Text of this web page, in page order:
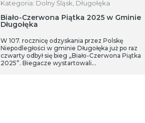
Kategoria: Dolny Śląsk, Długołęka
Biało-Czerwona Piątka 2025 w Gminie
Długołęka
W 107. rocznicę odzyskania przez Polskę
Niepodległości w gminie Długołęka już po raz
czwarty odbył się bieg „Biało-Czerwona Piątka
2025”. Biegacze wystartowali…